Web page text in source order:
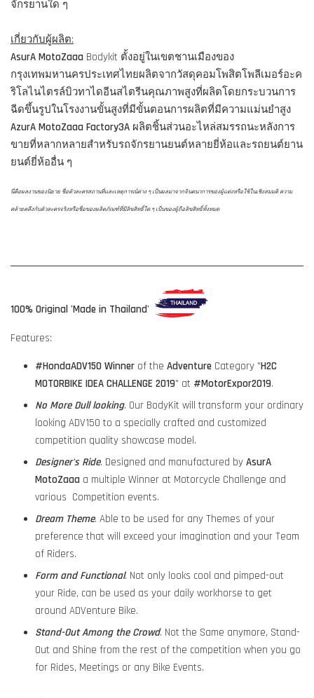
จักรยานใด ๆ
เกี่ยวกับผู้ผลิต:
AsurA MotoZaaa Bodykit ตั้งอยู่ในเขตชานเมืองของ
กรุงเทพมหานครประเทศไทยผลิตจากวัสดุคอมโพสิตโพลีเมอร์อะค
ริโลไนไตรล์บิวทาไดอีนสไตรีนคุณภาพสูงที่ผลิตโดยกระบวนการ
ฉีดขึ้นรูปในโรงงานขั้นสูงที่มีขั้นตอนการผลิตที่มีความแม่นยำสูง
AzurA MotoZaaa Factory3A ผลิตชิ้นส่วนอะไหล่สมรรถนะหลังการ
ขายที่หลากหลายสำหรับรถจักรยานยนต์หลายยี่ห้อและรถยนต์ยาน
ยนต์ยี่ห้ออื่น ๆ
นี่คือผลงานของนิยาย ชื่อตัวละครสถานที่และเหตุการณ์ต่าง ๆ เป็นผลมาจากจินตนาการของผู้แต่งหรือใช้ในเชิงสมมติ ความ
คล้ายคลึงกับตัวละครจริงหรือชื่อของผลิตภัณฑ์ที่มีลิขสิทธิ์ใด ๆ เป็นของผู้ถือลิขสิทธิ์ทั้งหมด
100% Original 'Made in Thailand'
Features:
#HondaADV150 Winner of the Adventure Category "H2C
MOTORBIKE IDEA CHALLENGE 2019" at #MotorExpor2019.
No More Dull looking. Our BodyKit will transform your ordinary
looking ADV150 to a specially crafted and customized
competition quality showcase model.
Designer's Ride. Designed and manufactured by AsurA
MotoZaaa a multiple Winner at Motorcycle Challenge and
various Competition events.
Dream Theme. Able to be used for any Themes of your
preference that will exceed your imagination and your Team
of Riders.
Form and Functional. Not only looks cool and pimped-out
your Ride, can be used as your daily workhorse to get
around ADVenture Bike.
Stand-Out Among the Crowd. Not the Same anymore, Stand-
Out and Shine from the rest of the competition when you go
for Rides, Meetings or any Bike Events.